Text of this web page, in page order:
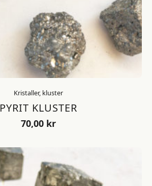
Kristaller, kluster
PYRIT KLUSTER
70,00 kr